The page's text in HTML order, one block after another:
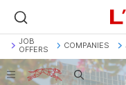
JOB
OFFERS
COMPANIES
Search